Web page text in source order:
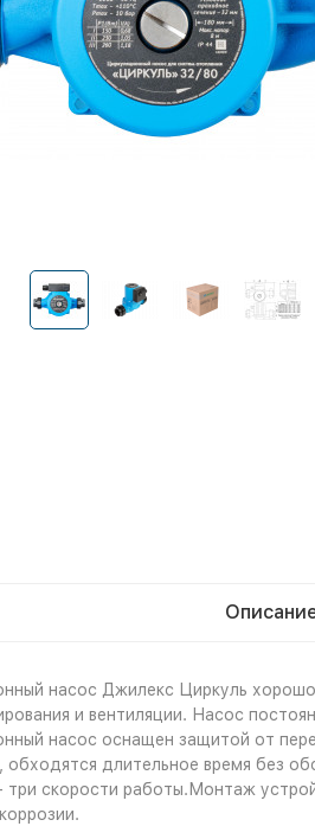
насос Джилекс Циркуль
и вентиляции. Насос
насос оснащен защитой от
длительное время без
три скорости работы.Монтаж